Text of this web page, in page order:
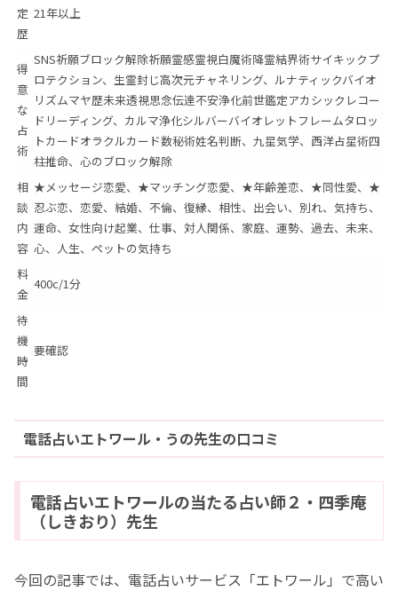
定
歴
21年以上
得
意
な
占
術
SNS祈願ブロック解除祈願霊感霊視白魔術降霊結界術サイキックプ
ロテクション、生霊封じ高次元チャネリング、ルナティックバイオ
リズムマヤ歴未来透視思念伝達不安浄化前世鑑定アカシックレコー
ドリーディング、カルマ浄化シルバーバイオレットフレームタロッ
トカードオラクルカード数秘術姓名判断、九星気学、西洋占星術四
柱推命、心のブロック解除
相
談
内
容
★メッセージ恋愛、★マッチング恋愛、★年齢差恋、★同性愛、★
忍ぶ恋、恋愛、結婚、不倫、復縁、相性、出会い、別れ、気持ち、
運命、女性向け起業、仕事、対人関係、家庭、運勢、過去、未来、
心、人生、ペットの気持ち
料
金
400c/1分
待
機
時
間
要確認
電話占いエトワール・うの先生の口コミ
電話占いエトワールの当たる占い師２・四季庵
（しきおり）先生
今回の記事では、電話占いサービス「エトワール」で高い